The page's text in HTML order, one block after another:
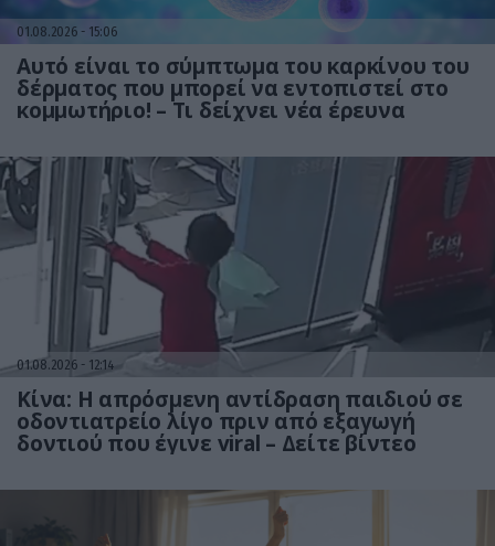
01.08.2026 15:06
Αυτό είναι το σύμπτωμα του καρκίνου του
δέρματος που μπορεί να εντοπιστεί στο
κομμωτήριο! – Τι δείχνει νέα έρευνα
01.08.2026 12:14
Κίνα: Η απρόσμενη αντίδραση παιδιού σε
οδοντιατρείο λίγο πριν από εξαγωγή
δοντιού που έγινε viral – Δείτε βίντεο